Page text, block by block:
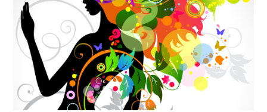
o
k
I
n
g
e
r
e
s
t
s